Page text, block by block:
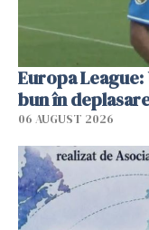
Europa
bun în
06 AUGUST 2026